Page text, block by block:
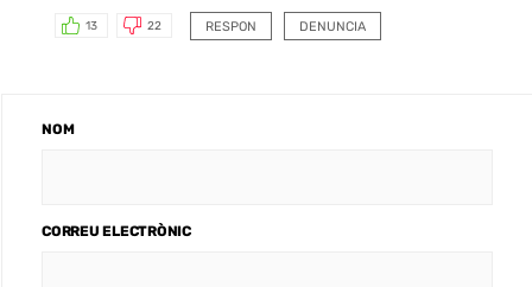
RESPON
13 22 DENUNCIA
NOM
CORREU ELECTRÒNIC